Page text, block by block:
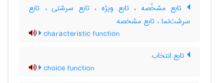
تابع مشخّصه ، تابع ویژه ، تابع سرشتی ، تابع
سرشت‌نما ، تابع مشخصه
characteristic function
تابع انتخاب
choice function